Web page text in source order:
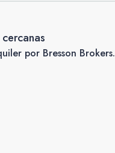
por Bresson Brokers.